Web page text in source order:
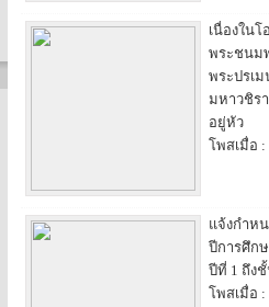
เนื่องใน
พระชนม
พระปรเ
มหาวชิร
อยู่หัว
โพสเมื่อ :
แจ้งกำห
ปีการศึก
ปีที่ 1 ถึง
โพสเมื่อ :